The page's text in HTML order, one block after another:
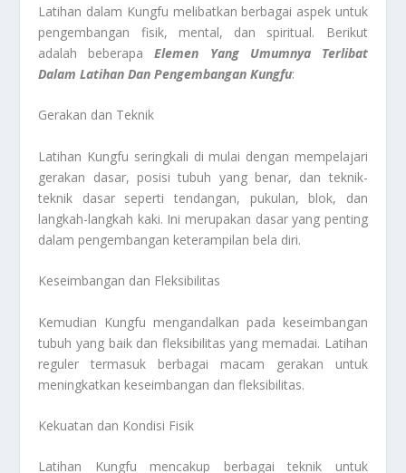
Latihan dalam Kungfu melibatkan berbagai aspek untuk
pengembangan fisik, mental, dan spiritual. Berikut
adalah beberapaElemen Yang Umumnya Terlibat
Dalam Latihan Dan Pengembangan Kungfu:
Gerakan dan Teknik
Latihan Kungfu seringkali di mulai dengan mempelajari
gerakan dasar, posisi tubuh yang benar, dan teknik-
teknik dasar seperti tendangan, pukulan, blok, dan
langkah-langkah kaki. Ini merupakan dasar yang penting
dalam pengembangan keterampilan bela diri.
Keseimbangan dan Fleksibilitas
Kemudian Kungfu mengandalkan pada keseimbangan
tubuh yang baik dan fleksibilitas yang memadai. Latihan
reguler termasuk berbagai macam gerakan untuk
meningkatkan keseimbangan dan fleksibilitas.
Kekuatan dan Kondisi Fisik
Latihan Kungfu mencakup berbagai teknik untuk